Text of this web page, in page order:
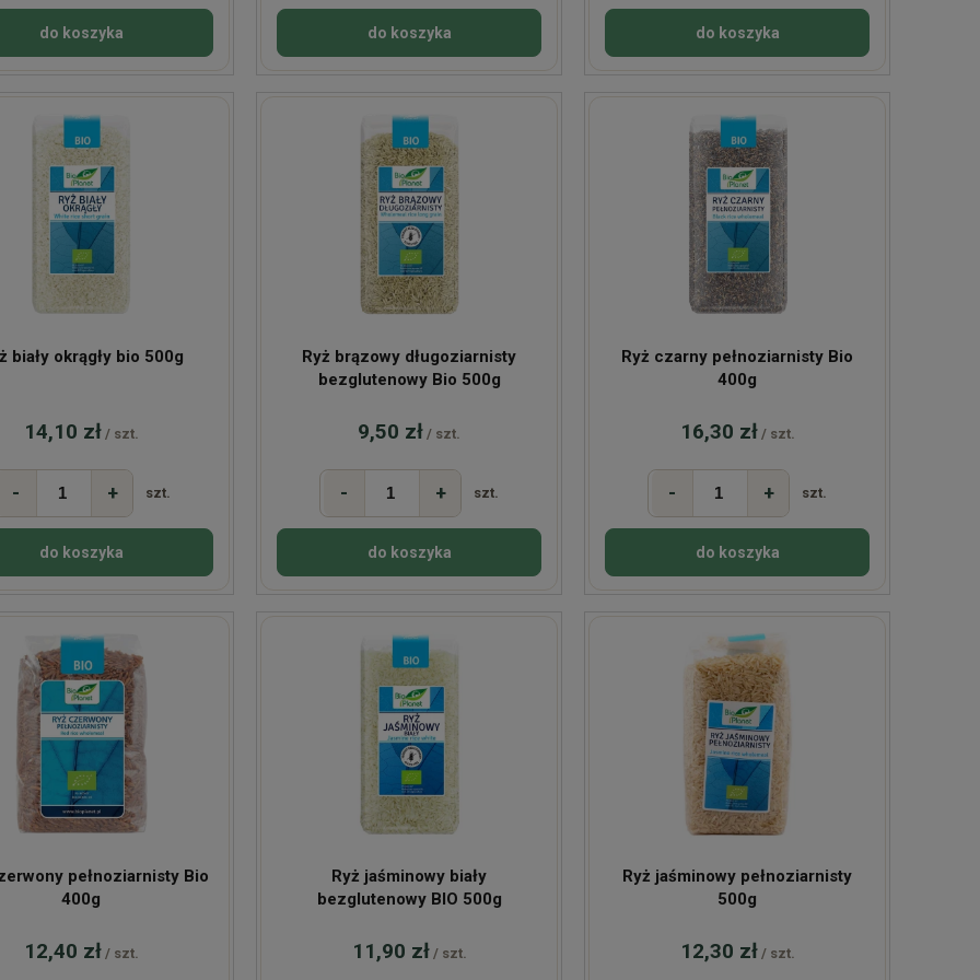
do koszyka do koszyka do koszyka
biały okrągły bio 500g
14,10 zł / szt.
- + szt.
do koszyka
Ryż brązowy długoziarnisty
bezglutenowy Bio 500g
9,50 zł / szt.
- + szt.
do koszyka
Ryż czarny pełnoziarnisty Bio
400g
16,30 zł / szt.
- + szt.
do koszyka
pełnoziarnisty Bio
400g
12,40 zł / szt.
Ryż jaśminowy biały
bezglutenowy BIO 500g
11,90 zł / szt.
Ryż jaśminowy pełnoziarnisty
500g
12,30 zł / szt.